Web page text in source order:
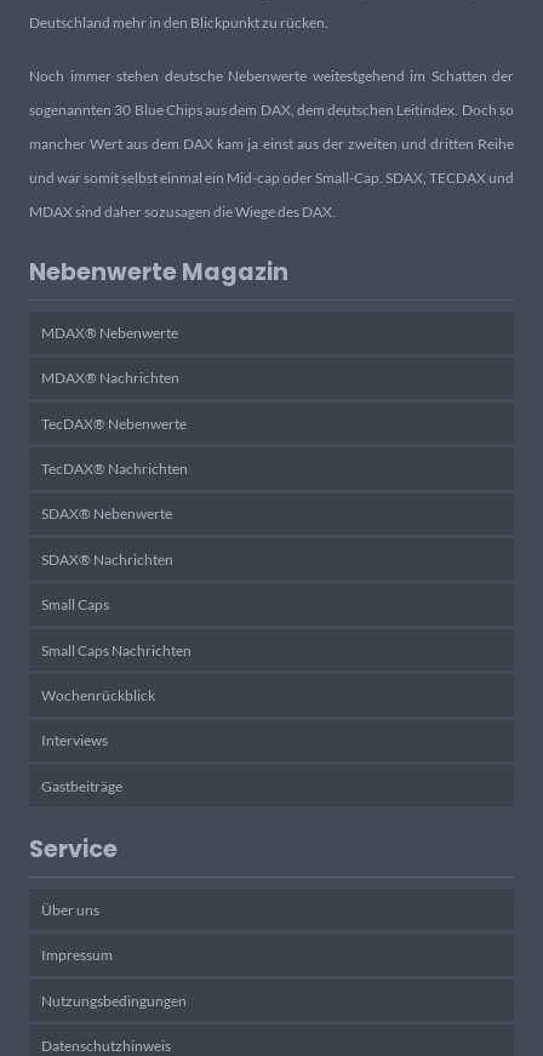
Deutschland mehr in den Blickpunkt zu rücken.
Noch immer stehen deutsche Nebenwerte weitestgehend im Schatten der
sogenannten 30 Blue Chips aus dem DAX, dem deutschen Leitindex. Doch so
mancher Wert aus dem DAX kam ja einst aus der zweiten und dritten Reihe
und war somit selbst einmal ein Mid-cap oder Small-Cap. SDAX, TECDAX und
MDAX sind daher sozusagen die Wiege des DAX.
Nebenwerte Magazin
MDAX® Nebenwerte
MDAX® Nachrichten
TecDAX® Nebenwerte
TecDAX® Nachrichten
SDAX® Nebenwerte
SDAX® Nachrichten
Small Caps
Small Caps Nachrichten
Wochenrückblick
Interviews
Gastbeiträge
Service
Über uns
Impressum
Nutzungsbedingungen
Datenschutzhinweis